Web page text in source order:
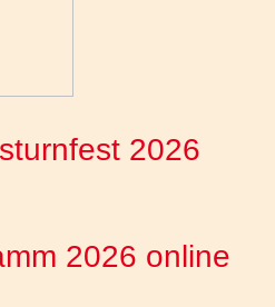
2026
2026 online